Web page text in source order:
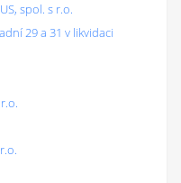
spol. s r.o.
29 a 31 v likvidaci